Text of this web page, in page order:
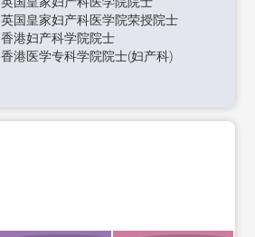
英国皇家妇产科医学院荣授院士
香港妇产科学院院士
香港医学专科学院院士(妇产科)